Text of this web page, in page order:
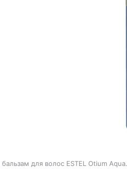
для волос ESTEL Otium Aqua.